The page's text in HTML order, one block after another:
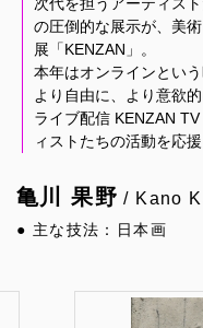
の圧倒的な展示が、美
展「KENZAN」。
本年はオンラインとい
より自由に、より意欲
ライブ配信 KENZAN
ィストたちの活動を応援
亀川 果野 / Kano
● 主な技法：日本画